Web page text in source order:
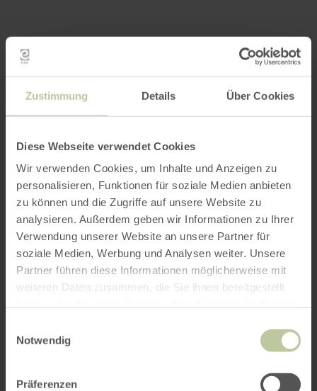
Zustimmung Details Über Cookies
Diese Webseite verwendet Cookies
Wir verwenden Cookies, um Inhalte und Anzeigen zu
personalisieren, Funktionen für soziale Medien anbieten
zu können und die Zugriffe auf unsere Website zu
analysieren. Außerdem geben wir Informationen zu Ihrer
Verwendung unserer Website an unsere Partner für
soziale Medien, Werbung und Analysen weiter. Unsere
Partner führen diese Informationen möglicherweise mit
weiteren Daten zusammen, die Sie ihnen bereitgestellt
Notwendig
Präferenzen